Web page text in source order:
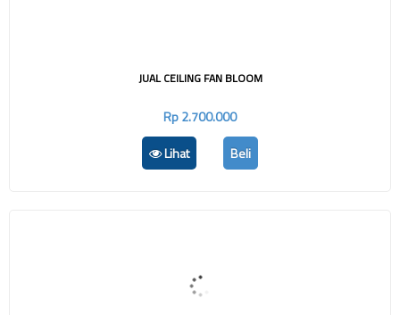
JUAL CEILING FAN BLOOM
Rp 2.700.000
Lihat
Beli